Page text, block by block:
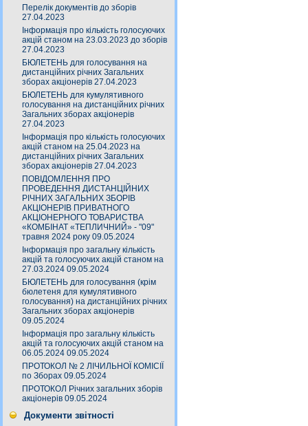
Перелік документів до зборів
27.04.2023
Інформація про кількість голосуючих
акцій станом на 23.03.2023 до зборів
27.04.2023
БЮЛЕТЕНЬ для голосування на
дистанційних річних Загальних
зборах акціонерів 27.04.2023
БЮЛЕТЕНЬ для кумулятивного
голосування на дистанційних річних
Загальних зборах акціонерів
27.04.2023
Інформація про кількість голосуючих
акцій станом на 25.04.2023 на
дистанційних річних Загальних
зборах акціонерів 27.04.2023
ПОВІДОМЛЕННЯ ПРО
ПРОВЕДЕННЯ ДИСТАНЦІЙНИХ
РІЧНИХ ЗАГАЛЬНИХ ЗБОРІВ
АКЦІОНЕРІВ ПРИВАТНОГО
АКЦІОНЕРНОГО ТОВАРИСТВА
«КОМБІНАТ «ТЕПЛИЧНИЙ» - "09"
травня 2024 року 09.05.2024
Інформація про загальну кількість
акцій та голосуючих акцій станом на
27.03.2024 09.05.2024
БЮЛЕТЕНЬ для голосування (крім
бюлетеня для кумулятивного
голосування) на дистанційних річних
Загальних зборах акціонерів
09.05.2024
Інформація про загальну кількість
акцій та голосуючих акцій станом на
06.05.2024 09.05.2024
ПРОТОКОЛ № 2 ЛІЧИЛЬНОЇ КОМІСІЇ
по Зборах 09.05.2024
ПРОТОКОЛ Річних загальних зборів
акціонерів 09.05.2024
Документи звітності